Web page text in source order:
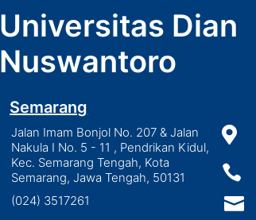
Universitas Dian
Nuswantoro
Semarang
Jalan Imam Bonjol No. 207 & Jalan
Nakula I No. 5 - 11 , Pendrikan Kidul,
Kec. Semarang Tengah, Kota
Semarang, Jawa Tengah, 50131
(024) 3517261


